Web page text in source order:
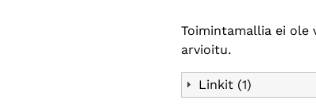
Toimintamallia ei ole
arvioitu.
Linkit (1)